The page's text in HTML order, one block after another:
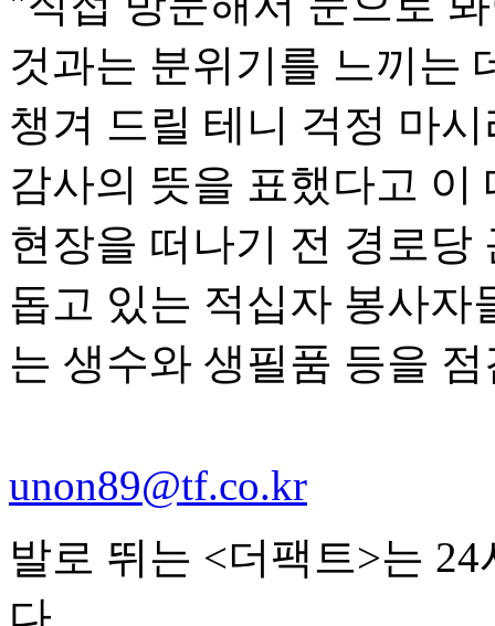
것과는 분위기를 느끼는
챙겨 드릴 테니 걱정 마
감사의 뜻을 표했다고 이
현장을 떠나기 전 경로당
돕고 있는 적십자 봉사자
는 생수와 생필품 등을
unon89@tf.co.kr
발로 뛰는 <더팩트>는